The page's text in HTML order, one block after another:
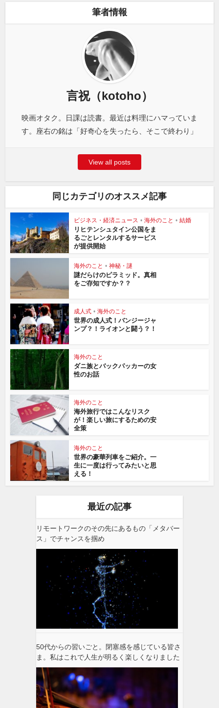
筆者情報
言祝（kotoho）
映画オタク。日課は読書。最近は料理にハマっていま
す。座右の銘は「好奇心を失ったら、そこで終わり」
View all posts
同じカテゴリのオススメ記事
ビジネス・経済ニュース • 海外のこと • 結婚
リヒテンシュタイン公国をま
るごとレンタルするサービス
が提供開始
海外のこと • 神秘・謎
謎だらけのピラミッド。真相
をご存知ですか？？
成人式 • 海外のこと
世界の成人式！バンジージャ
ンプ？！ライオンと闘う？！
海外のこと
ダニ族とバックパッカーの女
性のお話
海外のこと
海外旅行ではこんなリスク
が！楽しい旅にするための安
全策
海外のこと
世界の豪華列車をご紹介。一
生に一度は行ってみたいと思
える！
最近の記事
リモートワークのその先にあるもの「メタバー
ス」でチャンスを掴め
50代からの習いごと。閉塞感を感じている皆さ
ま。私はこれで人生が明るく楽しくなりました